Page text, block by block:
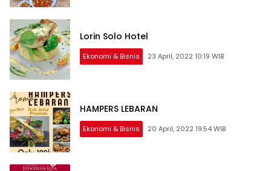
Lorin Solo Hotel
Ekonomi & Bisnis 23 April, 2022 10:19 WIB
HAMPERS LEBARAN
Ekonomi & Bisnis 20 April, 2022 19:54 WIB